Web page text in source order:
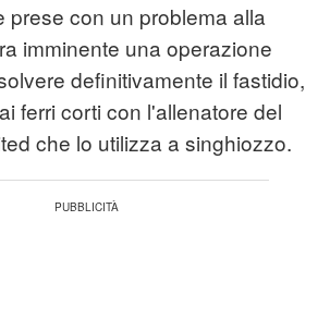
prese con un problema alla
imminente una operazione
definitivamente il fastidio,
ferri corti con l'allenatore del
che lo utilizza a singhiozzo.